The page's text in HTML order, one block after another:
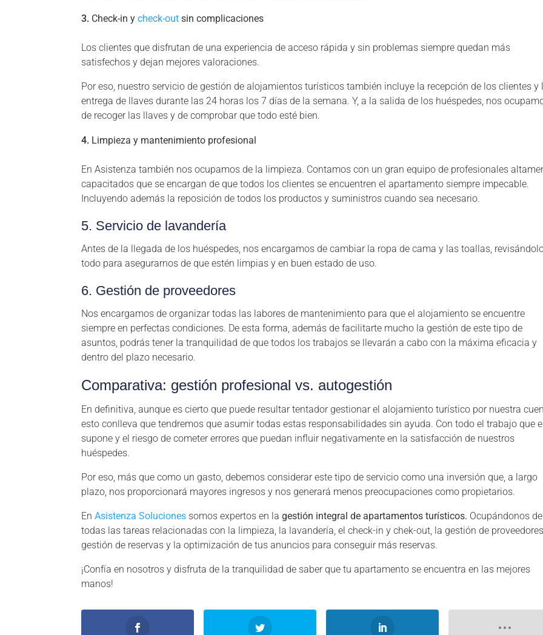
Check-in ycheck-out sin complicaciones
Los clientes que disfrutan de una experiencia de acceso rápida y sin problemas siempre quedan más
satisfechos y dejan mejores valoraciones.
Por eso, nuestro servicio de gestión de alojamientos turísticos también incluye la recepción de los clientes y
entrega de llaves durante las 24 horas los 7 días de la semana. Y, a la salida de los huéspedes, nos
de recoger las llaves y de comprobar que todo esté bien.
Limpieza y mantenimiento profesional
En Asistenza también nos ocupamos de la limpieza. Contamos con un gran equipo de profesionales
capacitados que se encargan de que todos los clientes se encuentren el apartamento siempre impecable.
Incluyendo además la reposición de todos los productos y suministros cuando sea necesario.
5. Servicio de lavandería
Antes de la llegada de los huéspedes, nos encargamos de cambiar la ropa de cama y las toallas,
todo para asegurarnos de que estén limpias y en buen estado de uso.
6. Gestión de proveedores
Nos encargamos de organizar todas las labores de mantenimiento para que el alojamiento se encuentre
siempre en perfectas condiciones. De esta forma, además de facilitarte mucho la gestión de este tipo de
asuntos, podrás tener la tranquilidad de que todos los trabajos se llevarán a cabo con la máxima eficacia y
dentro del plazo necesario.
Comparativa: gestión profesional vs. autogestión
En definitiva, aunque es cierto que puede resultar tentador gestionar el alojamiento turístico por nuestra
esto conlleva que tendremos que asumir todas estas responsabilidades sin ayuda. Con todo el trabajo que
supone y el riesgo de cometer errores que puedan influir negativamente en la satisfacción de nuestros
huéspedes.
Por eso, más que como un gasto, debemos considerar este tipo de servicio como una inversión que, a largo
plazo, nos proporcionará mayores ingresos y nos generará menos preocupaciones como propietarios.
En Asistenza Soluciones somos expertos en lagestión integral de apartamentos turísticos. Ocupándonos de
todas las tareas relacionadas con la limpieza, la lavandería, el check-in y chek-out, la gestión de
gestión de reservas y la optimización de tus anuncios para conseguir más reservas.
¡Confía en nosotros y disfruta de la tranquilidad de saber que tu apartamento se encuentra en las mejores
manos!